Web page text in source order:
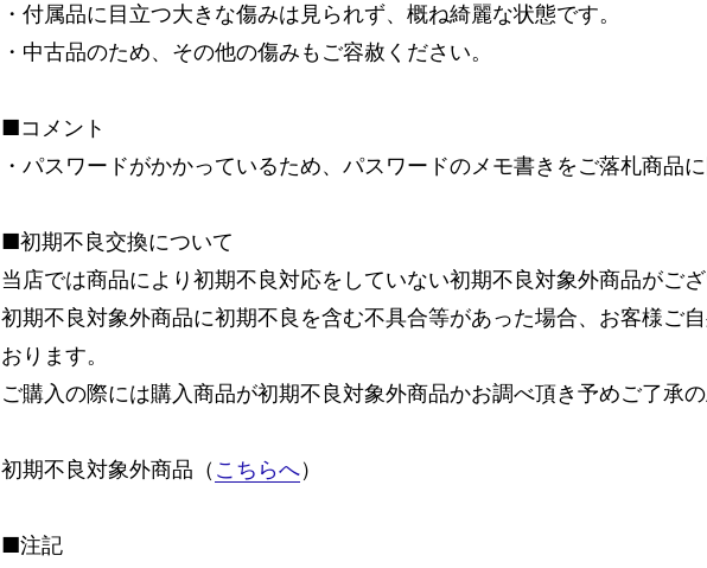
・付属品に目立つ大きな傷みは見られず、概ね綺麗な状態です。
・中古品のため、その他の傷みもご容赦ください。
■コメント
・パスワードがかかっているため、パスワードのメモ書きをご落札商品
■初期不良交換について
当店では商品により初期不良対応をしていない初期不良対象外商品がござ
初期不良対象外商品に初期不良を含む不具合等があった場合、お客様ご
おります。
ご購入の際には購入商品が初期不良対象外商品かお調べ頂き予めご了承の
初期不良対象外商品（ こちらへ）
■注記